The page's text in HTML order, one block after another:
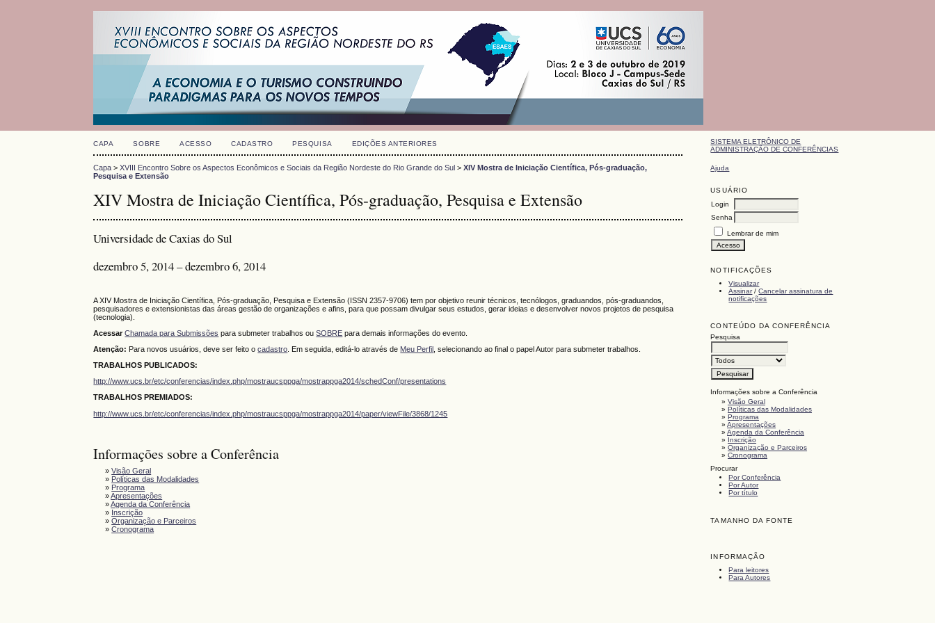
SISTEMA ELETRÔNICO DE
ADMINISTRAÇÃO DE CONFERÊNCIAS
Ajuda
USUÁRIO
Login
Senha
Lembrar de mim
NOTIFICAÇÕES
Visualizar
Assinar/Cancelar assinatura de
notificações
CONTEÚDO DA CONFERÊNCIA
Pesquisa
Informações sobre a Conferência
»Visão Geral
»Políticas das Modalidades
»Programa
»Apresentações
»Agenda da Conferência
» Inscrição
»Organização e Parceiros
»Cronograma
Procurar
Por Conferência
Por Autor
Por título
TAMANHO DA FONTE
INFORMAÇÃO
Para leitores
Para Autores
CAPA SOBRE ACESSO CADASTRO PESQUISA EDIÇÕES ANTERIORES
Capa >XVIII Encontro Sobre os Aspectos Econômicos e Sociais da Região Nordeste do Rio Grande do Sul >XIV Mostra de Iniciação Científica, Pós-graduação,
Pesquisa e Extensão
XIV Mostra de Iniciação Científica, Pós-graduação, Pesquisa e Extensão
Universidade de Caxias do Sul
dezembro 5, 2014 – dezembro 6, 2014
A XIV Mostra de Iniciação Científica, Pós-graduação, Pesquisa e Extensão (ISSN2357-9706) tem por objetivo reunir técnicos, tecnólogos, graduandos, pós-graduandos,
pesquisadores e extensionistas das áreas gestão de organizações e afins, para que possam divulgar seus estudos, gerar ideias e desenvolver novos projetos de pesquisa
(tecnologia).
AcessarChamada para Submissões para submeter trabalhos ouSOBRE para demais informações do evento.
Atenção: Para novos usuários, deve ser feito ocadastro . Em seguida, editá-lo através de Meu Perfil , selecionando ao final o papel Autor para submeter trabalhos.
TRABALHOS PUBLICADOS:
http://www.ucs.br/etc/conferencias/index.php/mostraucsppga/mostrappga2014/schedConf/presentations
TRABALHOS PREMIADOS:
http://www.ucs.br/etc/conferencias/index.php/mostraucsppga/mostrappga2014/paper/viewFile/3868/1245
Informações sobre a Conferência
»Visão Geral
» Políticas das Modalidades
» Programa
»Apresentações
»Agenda da Conferência
» Inscrição
»Organização e Parceiros
»Cronograma